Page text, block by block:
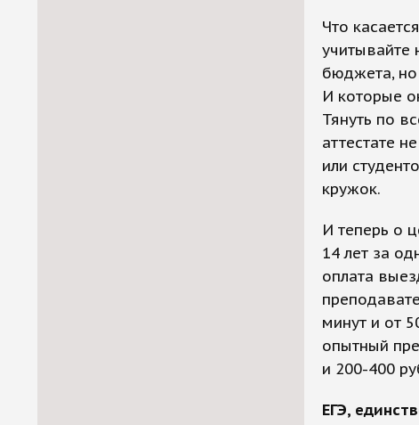
Что
учитывайте
бюджета, но
И которые
Тянуть по
аттестате
или
кружок.
И теперь о
14 лет за
оплата
минут и от
опытный
и 200-400
ЕГЭ,